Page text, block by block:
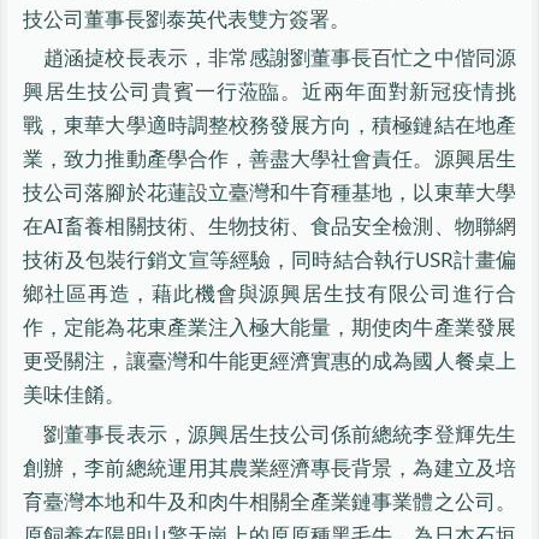
技公司董事長劉泰英代表雙方簽署。
趙涵㨗校長表示，非常感謝劉董事長百忙之中偕同源
興居生技公司貴賓一行蒞臨。近兩年面對新冠疫情挑
戰，東華大學適時調整校務發展方向，積極鏈結在地產
業，致力推動產學合作，善盡大學社會責任。源興居生
技公司落腳於花蓮設立臺灣和牛育種基地，以東華大學
在AI畜養相關技術、生物技術、食品安全檢測、物聯網
技術及包裝行銷文宣等經驗，同時結合執行USR計畫偏
鄉社區再造，藉此機會與源興居生技有限公司進行合
作，定能為花東產業注入極大能量，期使肉牛產業發展
更受關注，讓臺灣和牛能更經濟實惠的成為國人餐桌上
美味佳餚。
劉董事長表示，源興居生技公司係前總統李登輝先生
創辦，李前總統運用其農業經濟專長背景，為建立及培
育臺灣本地和牛及和肉牛相關全產業鏈事業體之公司。